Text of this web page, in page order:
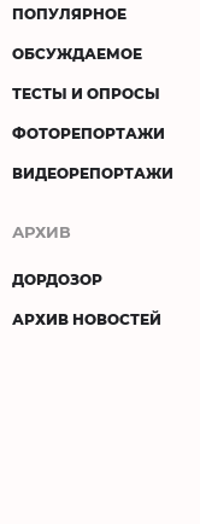
ПОПУЛЯРНОЕ
ОБСУЖДАЕМОЕ
ТЕСТЫ И ОПРОСЫ
ФОТОРЕПОРТАЖИ
ВИДЕОРЕПОРТАЖИ
АРХИВ
ДОРДОЗОР
АРХИВ НОВОСТЕЙ